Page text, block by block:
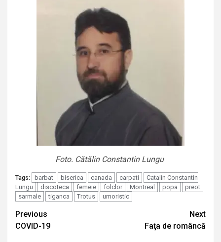
Foto. Cătălin Constantin Lungu
Tags: barbat biserica canada carpati
Catalin Constantin
Lungu
discoteca femeie folclor Montreal popa
preot
sarmale
tiganca Trotus umoristic
Continue
Reading
Previous
COVID-19
Next
Faţa de româncă